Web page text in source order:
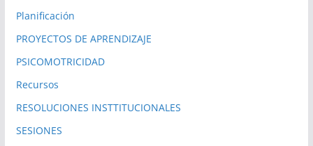
Planificación
PROYECTOS DE APRENDIZAJE
PSICOMOTRICIDAD
Recursos
RESOLUCIONES INSTTITUCIONALES
SESIONES